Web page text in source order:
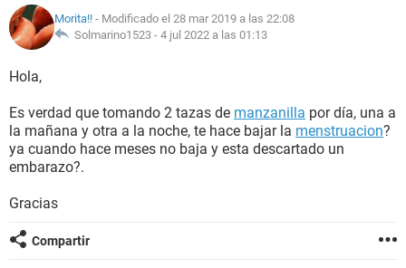
NUTRICIÓN
SEXUALIDAD
GLOSARIO
Morita!! - Modificado el 28 mar 2019 a las 22:08
Solmarino1523 - 4 jul 2022 a las 01:13
Hola,
Es verdad que tomando 2 tazas de manzanilla por día, una a
la mañana y otra a la noche, te hace bajar la menstruacion?
ya cuando hace meses no baja y esta descartado un
embarazo?.
Gracias
Compartir